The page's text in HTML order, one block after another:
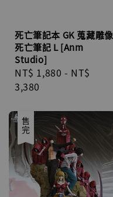
死亡筆記本 GK 蒐藏雕像
死亡筆記 L [Anm
Studio]
Regular
price
NT$ 1,880 - NT$
3,380
售完